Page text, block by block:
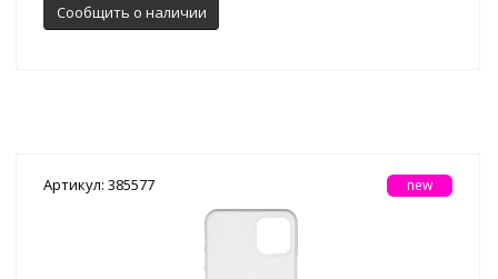
Сообщить о наличии
Артикул: 385577 new